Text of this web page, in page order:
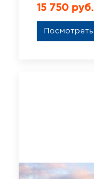
15 750 руб.